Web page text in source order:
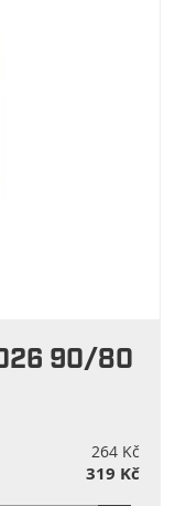
90/80
264 Kč
319 Kč